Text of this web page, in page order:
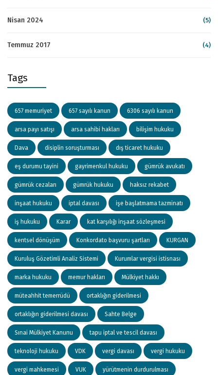
Nisan 2024 (5)
Temmuz 2017 (4)
Tags
657 memuriyet 657 sayılı kanun 6306 sayılı kanun
arsa payı satışı arsa sahibi hakları bilişim hukuku
Dava disiplin soruşturması dış ticaret hukuku
eş durumu tayini gayrimenkul hukuku gümrük avukatı
gümrük cezaları gümrük hukuku haksız rekabet
inşaat hukuku iptal davası işe başlatmama tazminatı
iş hukuku Karar kat karşılığı inşaat sözleşmesi
kentsel dönüşüm Konkordato başvuru şartları KURGAN
Kuruluş Gözetimli Analiz Sistemi Kurumlar vergisi istisnası
marka hukuku memur hakları Mülkiyet hakkı
müteahhit temerrüdü ortaklığın giderilmesi
ortaklığın giderilmesi davası Sahte Belge
Sınai Mülkiyet Kanunu tapu iptal ve tescil davası
teknoloji hukuku VDK vergi davası vergi hukuku
vergi mahkemesi VUK yürütmenin durdurulması